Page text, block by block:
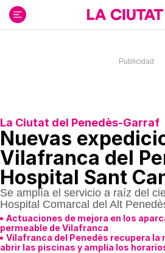
contenido
La Ciutat del Penedès-Garraf
Nuevas
Vilafranca del
Hospital Sant
Se amplía el servicio a raíz del
Hospital Comarcal del Alt
Actuaciones de mejora en los
permeable de Vilafranca
Vilafranca del Penedès recupera la
abrir las piscinas y amplía los